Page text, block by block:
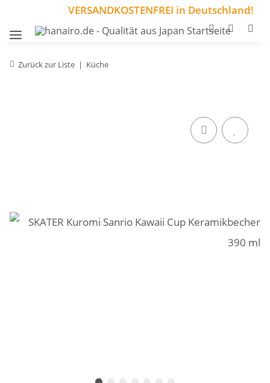
VERSANDKOSTENFREI in Deutschland!
Zurück zur Liste Küche